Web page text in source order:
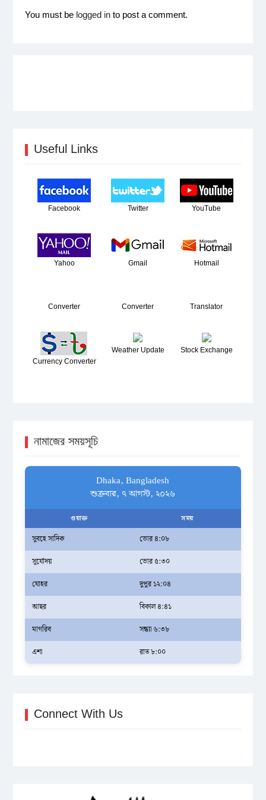
You must be logged into post a comment.
Useful Links
Facebook Twitter YouTube
Yahoo Gmail Hotmail
Converter Converter Translator
Currency Converter
Weather Update Stock Exchange
নামাজের সময়সূচি
Dhaka, Bangladesh
শুক্রবার, ৭ আগস্ট, ২০২৬
ওয়াক্ত সময়
সুবহে সাদিক
ভোর ৪:০৮
সূর্যোদয়
ভোর ৫:৩০
যোহর
দুপুর ১২:০৪
আছর
বিকাল ৪:৪১
মাগরিব
সন্ধ্যা ৬:৩৮
এশা
রাত ৮:০০
Connect With Us